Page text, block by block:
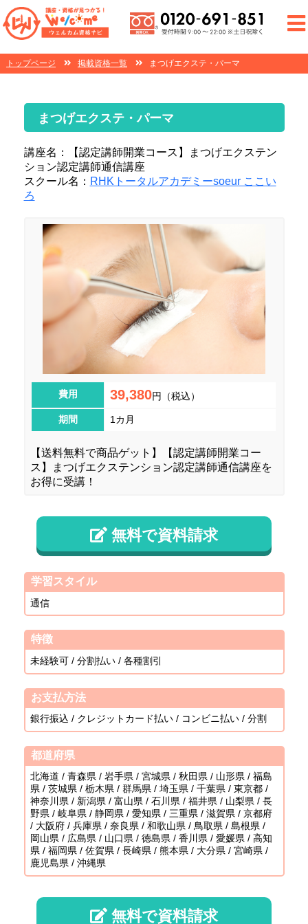
トップページ 掲載資格一覧 まつげエクステ・パーマ
まつげエクステ・パーマ
講座名：【認定講師開業コース】まつげエクステン
ション認定講師通信講座
スクール名： RHKトータルアカデミーsoeur ここい
ろ
費用 39,380円（税込）
期間 1カ月
【送料無料で商品ゲット】【認定講師開業コー
ス】まつげエクステンション認定講師通信講座を
お得に受講！
無料で資料請求
学習スタイル
通信
特徴
未経験可 / 分割払い / 各種割引
お支払方法
銀行振込 / クレジットカード払い / コンビニ払い / 分割
都道府県
北海道 / 青森県 / 岩手県 / 宮城県 / 秋田県 / 山形県 / 福島
県 / 茨城県 / 栃木県 / 群馬県 / 埼玉県 / 千葉県 / 東京都 /
神奈川県 / 新潟県 / 富山県 / 石川県 / 福井県 / 山梨県 / 長
野県 / 岐阜県 / 静岡県 / 愛知県 / 三重県 / 滋賀県 / 京都府
/ 大阪府 / 兵庫県 / 奈良県 / 和歌山県 / 鳥取県 / 島根県 /
岡山県 / 広島県 / 山口県 / 徳島県 / 香川県 / 愛媛県 / 高知
県 / 福岡県 / 佐賀県 / 長崎県 / 熊本県 / 大分県 / 宮崎県 /
鹿児島県 / 沖縄県
無料で資料請求